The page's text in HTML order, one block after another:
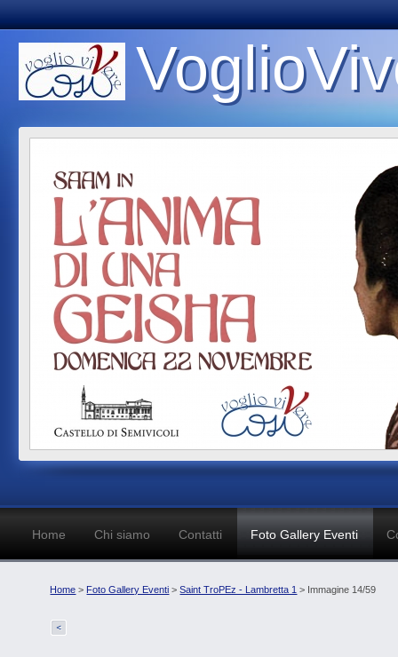
Home Chi siamo Contatti Foto Gallery Eventi
Home > Foto Gallery Eventi >Saint TroPEz - Lambretta 1 > Immagine 14/59